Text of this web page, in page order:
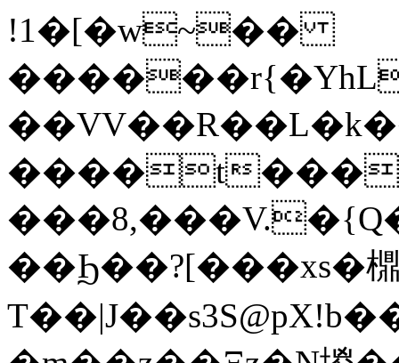
!1�[�w~��
����t
��Ϧ��?[���xs�